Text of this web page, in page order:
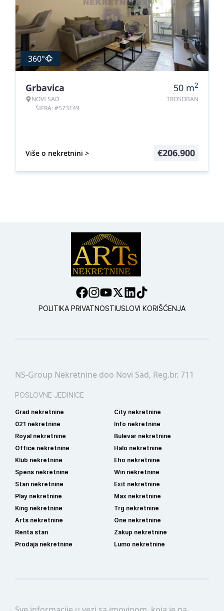
360°
Grbavica
NOVI SAD
ŠIFRA: #573149
50 m2
TROSOBAN
Više o nekretnini > €206.900
POLITIKA PRIVATNOSTIUSLOVI KORIŠĆENJA
NS-Group Nekretnine doo Novi Sad, Reg.br. 711
POSLOVNE JEDINICE
Grad nekretnine
City nekretnine
021 nekretnine
Info nekretnine
Royal nekretnine
Bulevar nekretnine
Office nekretnine
Halo nekretnine
Klub nekretnine
Eho nekretnine
Spens nekretnine
Win nekretnine
Stan nekretnine
Exit nekretnine
Play nekretnine
Max nekretnine
King nekretnine
Trg nekretnine
Arts nekretnine
One nekretnine
Renta stan
Zakup nekretnine
Prodaja nekretnine
Lumo nekretnine